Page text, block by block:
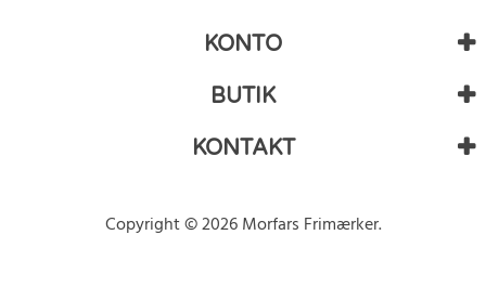
KONTO
BUTIK
KONTAKT
Copyright © 2026 Morfars Frimærker.